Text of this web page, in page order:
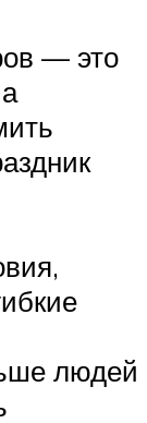
— это
людей